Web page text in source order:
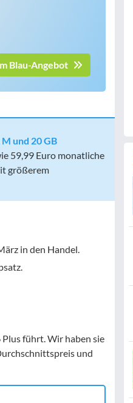
Blau-Angebot
und 20 GB
59,99 Euro monatliche
größerem
in den Handel.
führt. Wir haben sie
und